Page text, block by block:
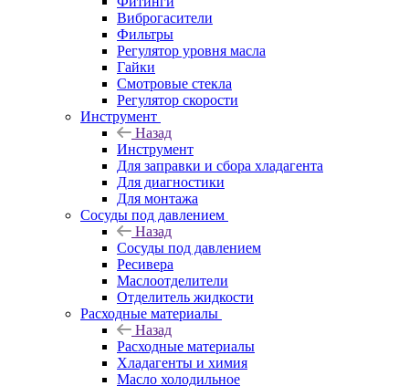
Виброгасители
Фильтры
Регулятор уровня масла
Гайки
Смотровые стекла
Регулятор скорости
Инструмент
Назад
Инструмент
Для заправки и сбора хладагента
Для диагностики
Для монтажа
Сосуды под давлением
Назад
Сосуды под давлением
Ресивера
Маслоотделители
Отделитель жидкости
Расходные материалы
Назад
Расходные материалы
Хладагенты и химия
Масло холодильное